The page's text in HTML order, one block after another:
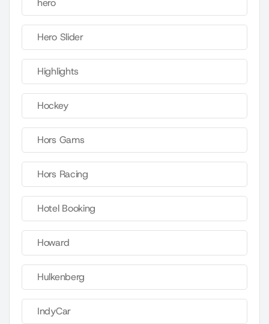
hero
Hero Slider
Highlights
Hockey
Hors Gams
Hors Racing
Hotel Booking
Howard
Hulkenberg
IndyCar